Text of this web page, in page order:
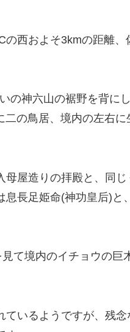
西およそ3kmの距離
の神六山の裾野を背に
の鳥居、境内の左右
屋造りの拝殿と、同
長足姫命(神功皇后)と
て境内のイチョウの巨
いるようですが、残